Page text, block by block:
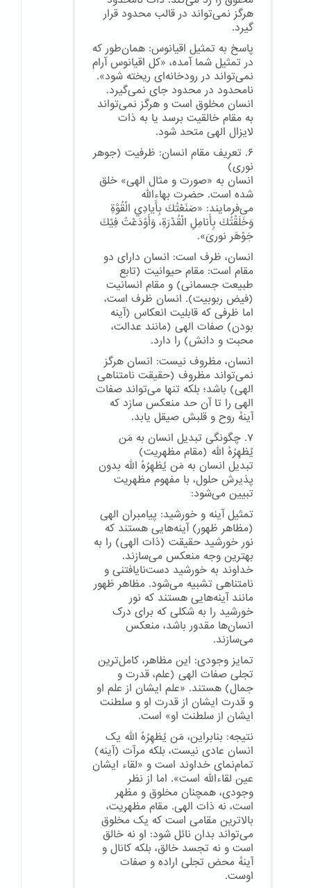
هرگز نمی‌تواند در قالب محدود قرار
گیرد.
پاسخ به تمثیل اقیانوس: همان‌طور که
در تمثیل شما آمده، «کل اقیانوس آرام
نمی‌تواند در رودخانه‌ای ریخته شود».
نامحدود در محدود جای نمی‌گیرد.
انسان مخلوق است و هرگز نمی‌تواند
به مقام خالقیت برسد یا به ذات
لایزال الهی متحد شود.
۶. تعریف مقام انسان: ظرفیت (جوهر
نوری)
انسان به «صورت و مثال الهی» خلق
شده است. حضرت بهاءالله
می‌فرمایند: «صَنَعْتُكَ بِأَيادِي الْقُوَّةِ
وَخَلَقْتُكَ بِأَنامِلِ الْقُدْرَةِ، وَأَوْدَعْتُ فِيْكَ
جَوْهَر نوریَ».
انسان، ظرف است: انسان دارای دو
مقام است: مقام حیوانیت (تابع
طبیعت جسمانی) و مقام انسانیت
(فیض ربوبیت). انسان ظرف است،
اما ظرفی که قابلیت انعکاس (آینه
بودن) صفات الهی (مانند عدالت،
محبت و دانش) را دارد.
انسان، مظروف نیست: انسان هرگز
نمی‌تواند مظروف (حقیقت نامتناهی
الهی) باشد؛ بلکه تنها می‌تواند صفات
الهی را تا آن حد منعکس سازد که
آینهٔ روح و قلبش صیقل یابد.
۷. چگونگی تبدیل انسان به مَن
یُظهِرُهُ الله (مقام مظهریت)
تبدیل انسان به مَن یُظهِرُهُ الله بدون
پذیرش حلول، با مفهوم مظهریت
تبیین می‌شود:
تمثیل آینه و خورشید: پیامبران الهی
(مظاهر ظهور) آینه‌هایی هستند که
نور خورشید حقیقت (ذات الهی) را به
بهترین وجه منعکس می‌سازند.
خداوند به خورشید دست‌نایافتنی و
نامتناهی تشبیه می‌شود. مظاهر ظهور
مانند آینه‌هایی هستند که نور
خورشید را به شکلی که برای درک
انسان‌ها مقدور باشد، منعکس
می‌سازند.
تمایز وجودی: این مظاهر، کامل‌ترین
تجلی صفات الهی (علم، قدرت و
جمال) هستند. «علم ایشان از علم او
و قدرت ایشان از قدرت او و سلطنت
ایشان از سلطنت او» است.
نتیجه: بنابراین، مَن یُظهِرُهُ الله یک
انسان عادی نیست، بلکه مرآت (آینه)
تمام‌نمای خداوند است و «لقاء ایشان
عین لقاءالله است». اما از نظر
وجودی، همچنان مخلوق و مظهر
است، نه ذات الهی. مقام مظهریت،
بالاترین مقامی است که یک مخلوق
می‌تواند بدان نائل شود: او نه خالق
است و نه تجسد خالق، بلکه کانال و
آینهٔ محض تجلی اراده و صفات
اوست.